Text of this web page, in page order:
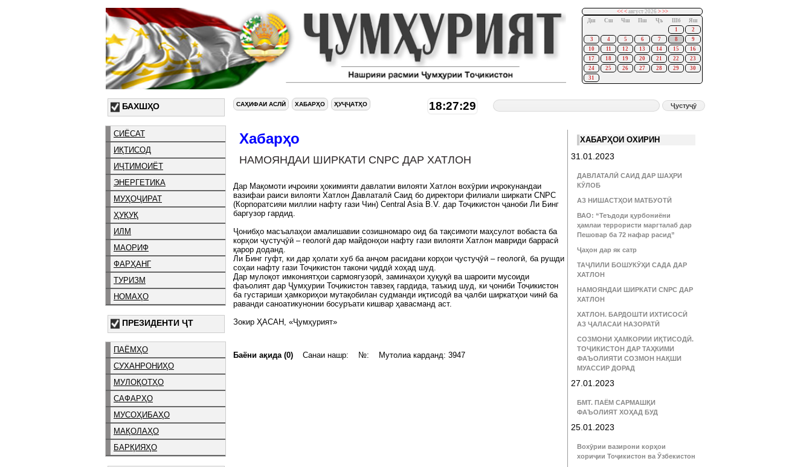
<< <август 2026 > >>
Дш
Сш Чш Пш Ҷъ Шб
Яш
1
2
3
4 5 6 7 8
9
10
11 12 13 14 15
16
17
18 19 20 21 22
23
24
25 26 27 28 29
30
31
БАХШҲО
СИЁСАТ
ИҚТИСОД
ИҶТИМОИЁТ
ЭНЕРГЕТИКА
МУҲОҶИРАТ
ҲУҚУҚ
ИЛМ
МАОРИФ
ФАРҲАНГ
ТУРИЗМ
НОМАҲО
ПРЕЗИДЕНТИ ҶТ
ПАЁМҲО
СУХАНРОНИҲО
МУЛОҚОТҲО
САФАРҲО
МУСОҲИБАҲО
МАҚОЛАҲО
БАРҚИЯҲО
САҲИФАИ АСЛӢ ХАБАРҲО ҲУҶҶАТҲО 18:27:30
Хабарҳо
НАМОЯНДАИ ШИРКАТИ CNPC ДАР ХАТЛОН
Дар Мақомоти иҷроияи ҳокимияти давлатии вилояти Хатлон вохӯрии иҷрокунандаи
вазифаи раиси вилояти Хатлон Давлаталӣ Саид бо директори филиали ширкати CNPC
(Корпоратсияи миллии нафту гази Чин) Central Asia B.V. дар Тоҷикистон ҷаноби Ли Бинг
баргузор гардид.
Ҷонибҳо масъалаҳои амалишавии созишномаро оид ба тақсимоти маҳсулот вобаста ба
корҳои ҷустуҷӯӣ – геологӣ дар майдонҳои нафту гази вилояти Хатлон мавриди баррасӣ
қарор доданд.
Ли Бинг гуфт, ки дар ҳолати хуб ба анҷом расидани корҳои ҷустуҷӯӣ – геологӣ, ба рушди
соҳаи нафту гази Тоҷикистон такони ҷиддӣ хоҳад шуд.
Дар мулоқот имкониятҳои сармоягузорӣ, заминаҳои ҳуқуқӣ ва шароити мусоиди
фаъолият дар Ҷумҳурии Тоҷикистон тавзеҳ гардида, таъкид шуд, ки ҷониби Тоҷикистон
ба густариши ҳамкориҳои мутақобилан судманди иқтисодӣ ва ҷалби ширкатҳои чинӣ ба
раванди саноатикунонии босуръати кишвар ҳавасманд аст.
Зокир ҲАСАН, «Ҷумҳурият»
Баёни ақида (0) Санаи нашр: №: Мутолиа карданд: 3947
ХАБАРҲОИ ОХИРИН
31.01.2023
ДАВЛАТАЛӢ САИД ДАР ШАҲРИ
КӮЛОБ
АЗ НИШАСТҲОИ МАТБУОТӢ
ВАО: “Теъдоди қурбониёни
ҳамлаи террористи маргталаб дар
Пешовар ба 72 нафар расид”
Ҷаҳон дар як сатр
ТАҶЛИЛИ БОШУКӮҲИ САДА ДАР
ХАТЛОН
НАМОЯНДАИ ШИРКАТИ CNPC ДАР
ХАТЛОН
ХАТЛОН. БАРДОШТИ ИХТИСОСӢ
АЗ ҶАЛАСАИ НАЗОРАТӢ
СОЗМОНИ ҲАМКОРИИ ИҚТИСОДӢ.
ТОҶИКИСТОН ДАР ТАҲКИМИ
ФАЪОЛИЯТИ СОЗМОН НАҚШИ
МУАССИР ДОРАД
27.01.2023
БМТ. ПАЁМ САРМАШҚИ
ФАЪОЛИЯТ ХОҲАД БУД
25.01.2023
Вохӯрии вазирони корҳои
хориҷии Тоҷикистон ва Ӯзбекистон